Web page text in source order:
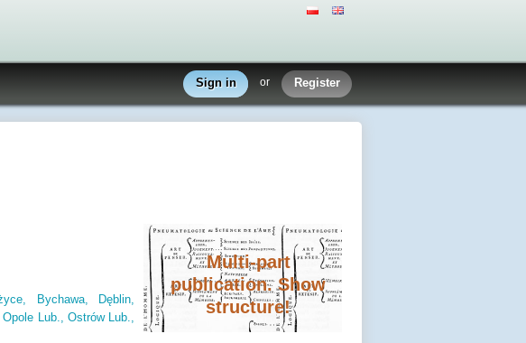
Sign in or Register
Multi-part
publication. Show
structure!
Bychawa, Dęblin,
Lub., Ostrów Lub.,